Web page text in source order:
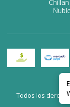
Todos los